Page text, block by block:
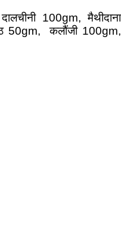
100gm, मैथीदाना
50gm, कलौंजी 100gm,